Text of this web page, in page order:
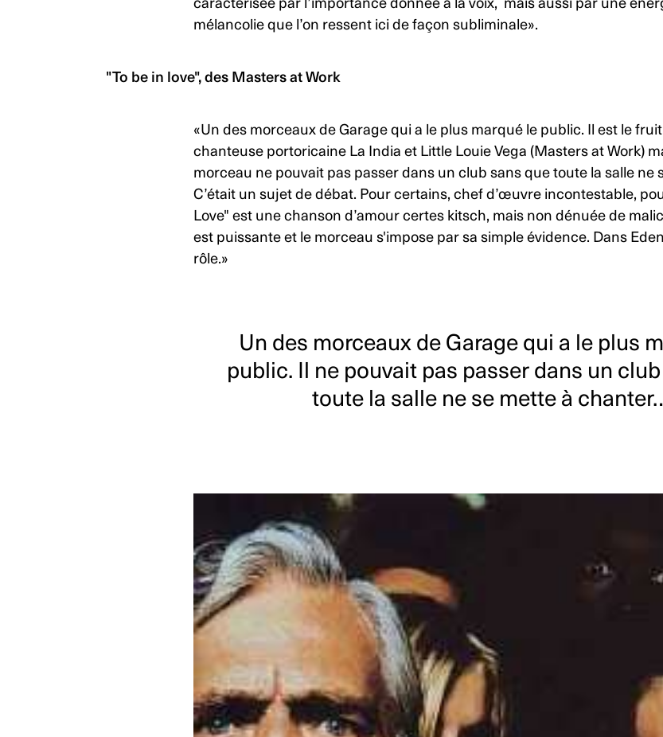
caractérisée par l’importance donnée à la voix, mais aussi par une
mélancolie que l’on ressent ici de façon subliminale».
"To be in love", des Masters at Work
«Un des morceaux de Garage qui a le plus marqué le public. Il est le
chanteuse portoricaine La India et Little Louie Vega (Masters at Work)
morceau ne pouvait pas passer dans un club sans que toute la salle ne
C’était un sujet de débat. Pour certains, chef d’œuvre incontestable,
Love" est une chanson d’amour certes kitsch, mais non dénuée de
est puissante et le morceau s'impose par sa simple évidence. Dans
rôle.»
Un des morceaux de Garage qui a le plus
public. Il ne pouvait pas passer dans un
toute la salle ne se mette à